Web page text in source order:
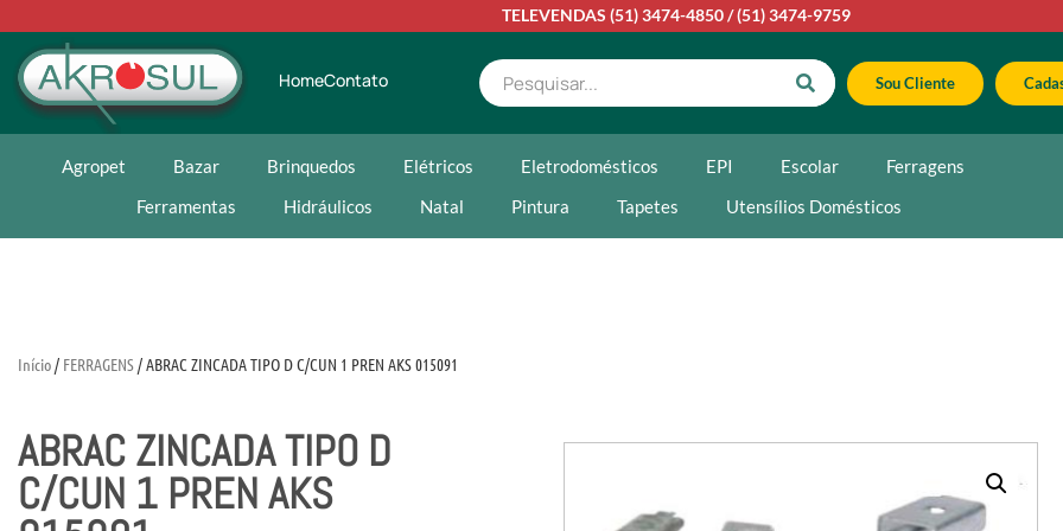
TELEVENDAS (51) 3474-4850/(51) 3474-9759
HomeContato Sou Cliente
Agropet Bazar Brinquedos Elétricos Eletrodomésticos EPI Escolar
Ferragens
Ferramentas
Hidráulicos Natal Pintura Tapetes Utensílios Domésticos
Início/ FERRAGENS/ ABRAC ZINCADA TIPO D C/CUN 1 PREN AKS 015091
ABRAC ZINCADA TIPO D
C/CUN 1 PREN AKS